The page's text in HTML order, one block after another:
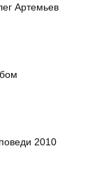
Артемьев
2010